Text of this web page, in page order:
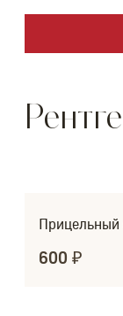
Прицельный
600 ₽